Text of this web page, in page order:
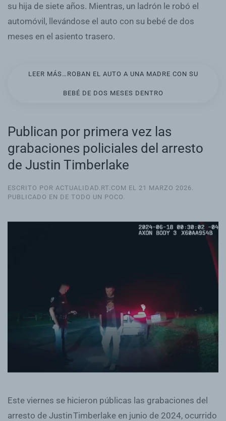
su hija de siete años. Mientras, un ladrón le robó el
automóvil, llevándose el auto con su bebé de dos
meses en el asiento trasero.
LEER MÁS…ROBAN EL AUTO A UNA MADRE CON SU
BEBÉ DE DOS MESES DENTRO
Publican por primera vez las
grabaciones policiales del arresto
de Justin Timberlake
ESCRITO POR ACTUALIDAD.RT.COM EL 21 MARZO 2026
PUBLICADO EN DE TODO UN POCO
Este viernes se hicieron públicas las grabaciones del
arresto de Justin Timberlake en junio de 2024, ocurrido